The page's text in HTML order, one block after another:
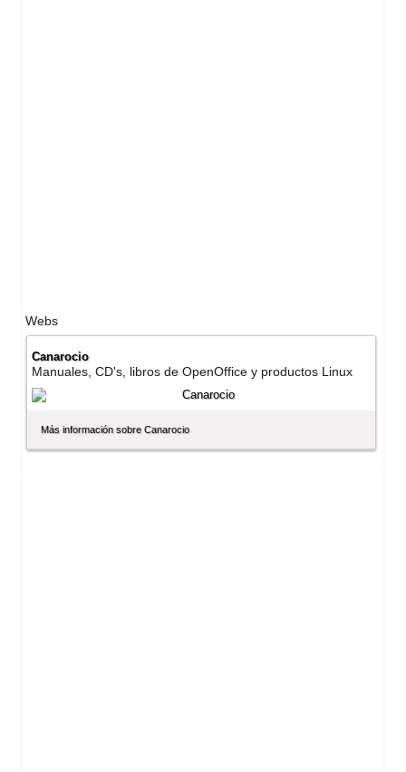
Webs
Canarocio
Manuales, CD's, libros de OpenOffice y productos Linux
Más información sobre Canarocio